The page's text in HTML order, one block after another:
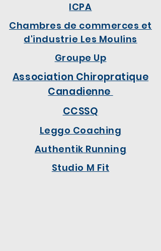
ICPA
Chambres de commerces et
d'industrie Les Moulins
Groupe Up
Association Chiropratique
Canadienne
CCSSQ
Leggo Coaching
Authentik Running
Studio M Fit